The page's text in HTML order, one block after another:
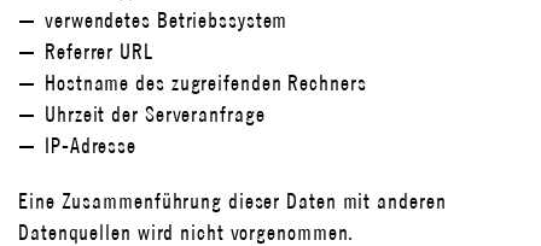
verwendetes Betriebssystem
Referrer URL
Hostname des zugreifenden Rechners
Uhrzeit der Serveranfrage
IP-Adresse
Eine Zusammenführung dieser Daten mit anderen
Datenquellen wird nicht vorgenommen.